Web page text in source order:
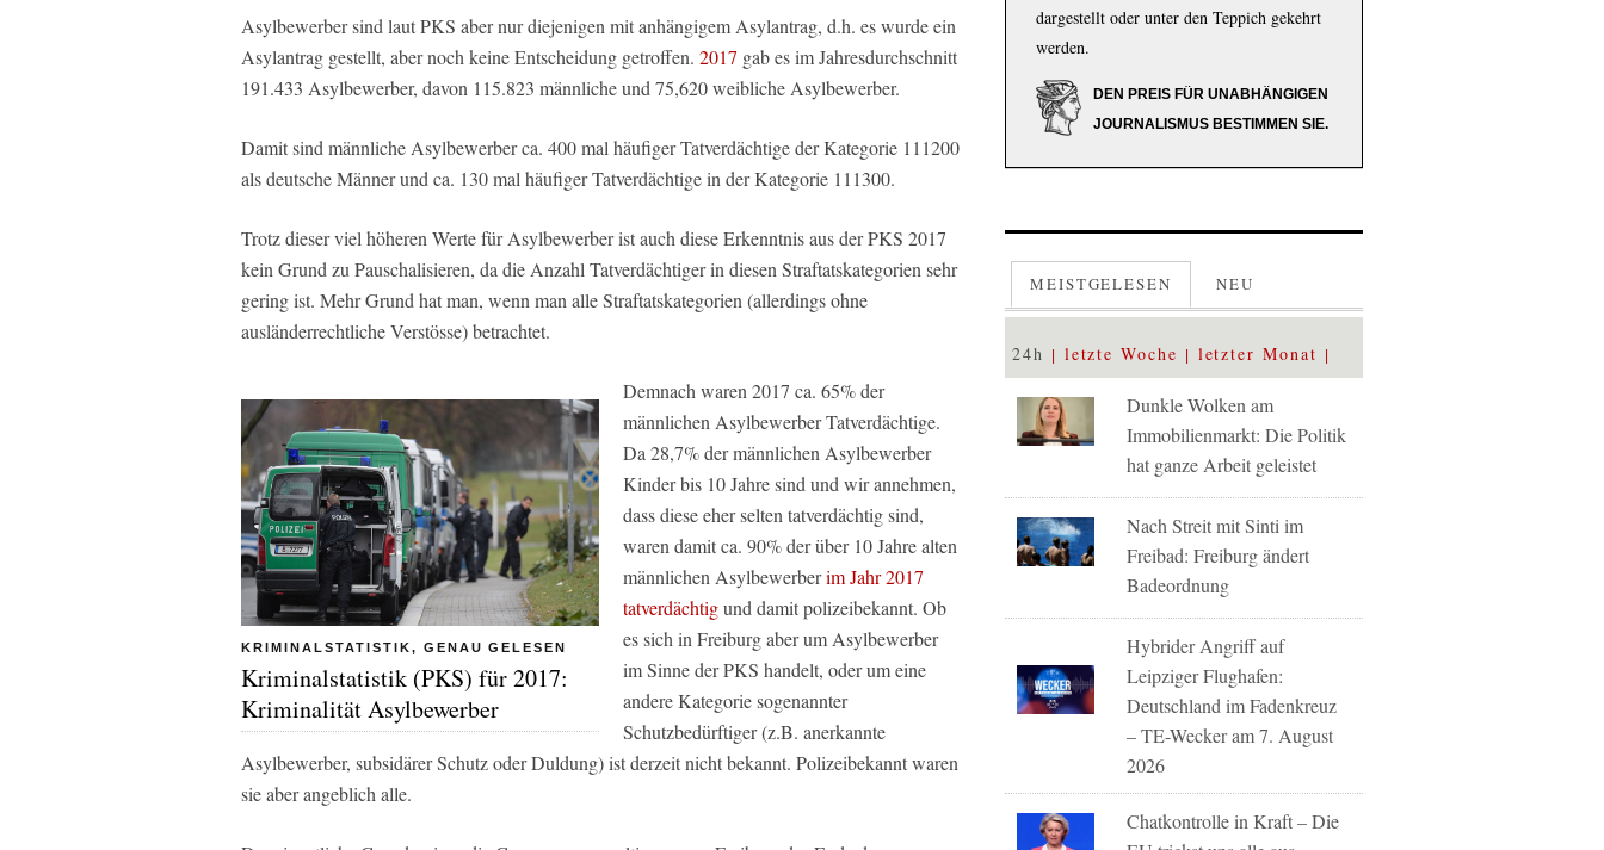
Asylbewerber sind laut PKS aber nur diejenigen mit anhängigem Asylantrag, d.h. es wurde ein
Asylantrag gestellt, aber noch keine Entscheidung getroffen. 2017 gab es im Jahresdurchschnitt
191.433 Asylbewerber, davon 115.823 männliche und 75,620 weibliche Asylbewerber.
Damit sind männliche Asylbewerber ca. 400 mal häufiger Tatverdächtige der Kategorie 111200
als deutsche Männer und ca. 130 mal häufiger Tatverdächtige in der Kategorie 111300.
Trotz dieser viel höheren Werte für Asylbewerber ist auch diese Erkenntnis aus der PKS 2017
kein Grund zu Pauschalisieren, da die Anzahl Tatverdächtiger in diesen Straftatskategorien sehr
gering ist. Mehr Grund hat man, wenn man alle Straftatskategorien (allerdings ohne
ausländerrechtliche Verstösse) betrachtet.
KRIMINALSTATISTIK, GENAU GELESEN
Kriminalstatistik (PKS) für 2017:
Kriminalität Asylbewerber
Demnach waren 2017 ca. 65% der
männlichen Asylbewerber Tatverdächtige.
Da 28,7% der männlichen Asylbewerber
Kinder bis 10 Jahre sind und wir annehmen,
dass diese eher selten tatverdächtig sind,
waren damit ca. 90% der über 10 Jahre alten
männlichen Asylbewerberim Jahr 2017
tatverdächtigund damit polizeibekannt. Ob
es sich in Freiburg aber um Asylbewerber
im Sinne der PKS handelt, oder um eine
andere Kategorie sogenannter
Schutzbedürftiger (z.B. anerkannte
Asylbewerber, subsidärer Schutz oder Duldung) ist derzeit nicht bekannt. Polizeibekannt waren
sie aber angeblich alle.
dargestellt oder unter den Teppich gekehrt
werden.
DEN PREIS FÜR UNABHÄNGIGEN
JOURNALISMUS BESTIMMEN SIE.
MEISTGELESEN NEU
24h letzte Woche letzter Monat
Dunkle Wolken am
Immobilienmarkt: Die Politik
hat ganze Arbeit geleistet
Nach Streit mit Sinti im
Freibad: Freiburg ändert
Badeordnung
Hybrider Angriff auf
Leipziger Flughafen:
Deutschland im Fadenkreuz
– TE-Wecker am 7. August
2026
Chatkontrolle in Kraft – Die